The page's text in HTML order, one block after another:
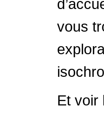
vous
Et voir